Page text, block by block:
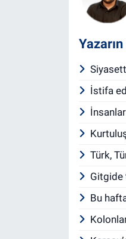
İstifa
Türk,
Gitgide
Bu